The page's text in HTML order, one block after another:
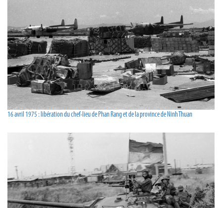
16 avril 1975 : libération du chef-lieu de Phan Rang et de la province de Ninh Thuan